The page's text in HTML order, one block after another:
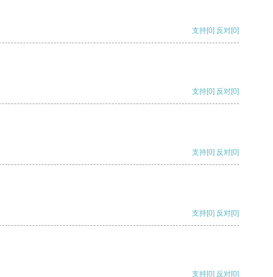
支持[0] 反对[0]
支持[0] 反对[0]
支持[0] 反对[0]
支持[0] 反对[0]
支持[0] 反对[0]